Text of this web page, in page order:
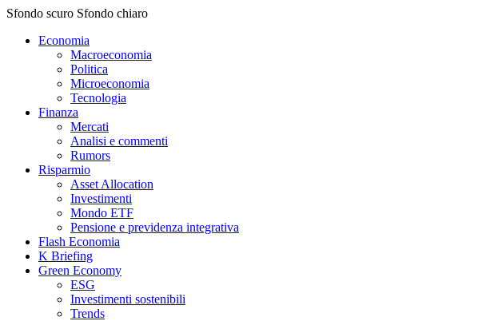
Sfondo scuro Sfondo chiaro
Economia
Macroeconomia
Politica
Microeconomia
Tecnologia
Finanza
Mercati
Analisi e commenti
Rumors
Risparmio
Asset Allocation
Investimenti
Mondo ETF
Pensione e previdenza integrativa
Flash Economia
K Briefing
Green Economy
ESG
Investimenti sostenibili
Trends